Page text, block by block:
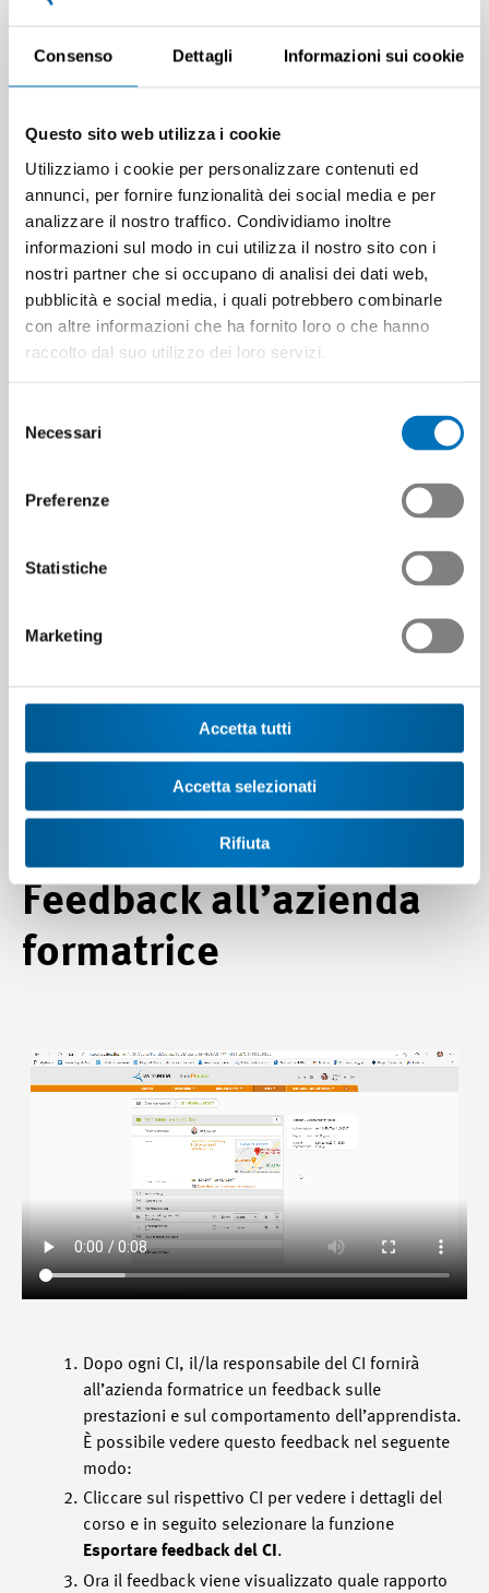
Consenso Dettagli Informazioni sui cookie
Questo sito web utilizza i cookie
Utilizziamo i cookie per personalizzare contenuti ed
annunci, per fornire funzionalità dei social media e per
analizzare il nostro traffico. Condividiamo inoltre
informazioni sul modo in cui utilizza il nostro sito con i
nostri partner che si occupano di analisi dei dati web,
pubblicità e social media, i quali potrebbero combinarle
con altre informazioni che ha fornito loro o che hanno
raccolto dal suo utilizzo dei loro servizi.
delNecessari
Preferenze
Statistiche
Marketing
Accetta tutti
Accetta selezionati
Rifiuta
Rilasciare un feedback
sul corso
Al termine del CI, rilasciare un feedback. A tale
ai corsi e
e cliccare su Salvare e Inviare. Il/La responsabile del CI
informerà sul termine ultimo per la presentazione.
Feedback all’azienda
formatrice
Dopo ogni CI, il/la responsabile del CI fornirà
all’azienda formatrice un feedback sulle
prestazioni e sul comportamento dell’apprendista.
È possibile vedere questo feedback nel seguente
modo:
Cliccare sul rispettivo CI per vedere i dettagli del
corso e in seguito selezionare la funzione
Esportare feedback del CI.
Ora il feedback viene visualizzato quale rapporto